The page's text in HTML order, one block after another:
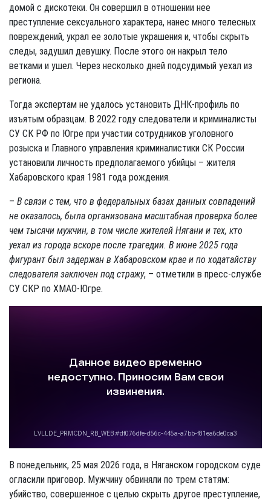
домой с дискотеки. Он совершил в отношении нее
преступление сексуального характера, нанес много телесных
повреждений, украл ее золотые украшения и, чтобы скрыть
следы, задушил девушку. После этого он накрыл тело
ветками и ушел. Через несколько дней подсудимый уехал из
региона.
Тогда экспертам не удалось установить ДНК-профиль по
изъятым образцам. В 2022 году следователи и криминалисты
СУ СК РФ по Югре при участии сотрудников уголовного
розыска и Главного управления криминалистики СК России
установили личность предполагаемого убийцы – жителя
Хабаровского края 1981 года рождения.
– В связи с тем, что в федеральных базах данных совпадений
не оказалось, была организована масштабная проверка более
чем тысячи мужчин, в том числе жителей Нягани и тех, кто
уехал из города вскоре после трагедии. В июне 2025 года
фигурант был задержан в Хабаровском крае и по ходатайству
следователя заключен под стражу, – отметили в пресс-службе
СУ СКР по ХМАО-Югре.
В понедельник, 25 мая 2026 года, в Няганском городском суде
огласили приговор. Мужчину обвиняли по трем статям:
убийство, совершенное с целью скрыть другое преступление,